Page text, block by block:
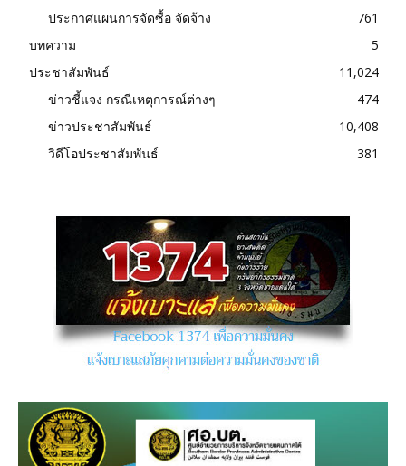
ประกาศแผนการจัดซื้อ จัดจ้าง
761
บทความ
5
ประชาสัมพันธ์
11,024
ข่าวชี้แจง กรณีเหตุการณ์ต่างๆ
474
ข่าวประชาสัมพันธ์
10,408
วิดีโอประชาสัมพันธ์
381